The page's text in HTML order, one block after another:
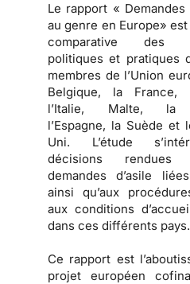
Le rapport «
au genre en Europe»
comparative des
politiques et pratiques
membres de l’Union
Belgique, la France,
l’Italie, Malte, la
l’Espagne, la Suède et
Uni. L’étude
décisions
demandes d’asile
ainsi qu’aux
aux conditions
dans ces différents pays.
Ce rapport est
projet européen